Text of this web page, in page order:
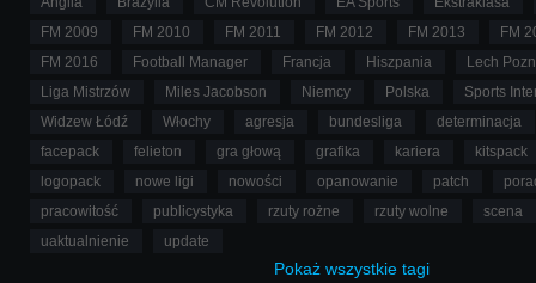
FM 2009
FM 2010 FM 2011 FM 2012 FM 2013
FM
FM 2016
Football Manager Francja Hiszpania
Lech
Liga Mistrzów
Miles Jacobson Niemcy Polska
Sports
Widzew Łódź
Włochy agresja bundesliga
determinacja
facepack
felieton gra głową grafika kariera
kitspack
logopack
nowe ligi nowości opanowanie patch
pracowitość
publicystyka rzuty rożne rzuty wolne
scena
uaktualnienie
update
Pokaż wszystkie tagi